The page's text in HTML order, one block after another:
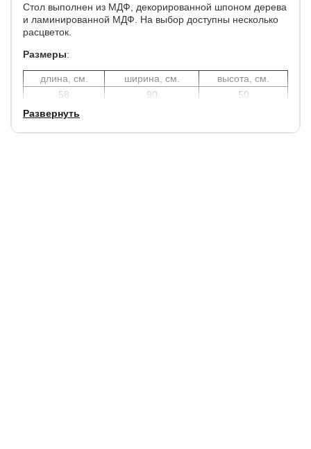
Стол выполнен из МДФ, декорированной шпоном дерева
и ламинированной МДФ. На выбор доступны несколько
расцветок.
Размеры:
длина, см. ширина, см.
высота, см.
58
90
50
Гарантия
Срок службы:10 лет.
Развернуть